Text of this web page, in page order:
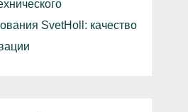
SvetHoll: качество